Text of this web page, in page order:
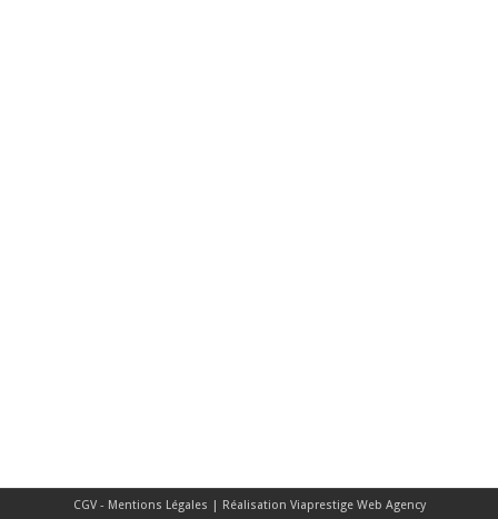
CGV - Mentions Légales | Réalisation Viaprestige Web Agency